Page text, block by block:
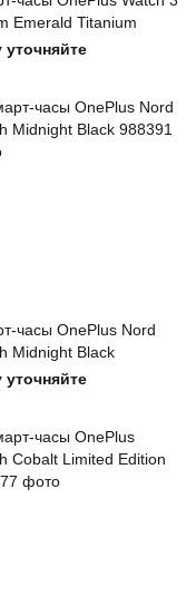
Emerald Titanium
уточняйте
часы OnePlus Nord
Midnight Black
уточняйте